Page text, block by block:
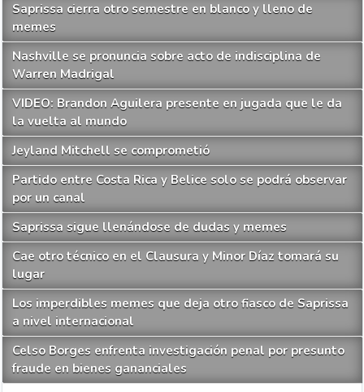
Saprissa cierra otro semestre en blanco y lleno de
memes
Nashville se pronuncia sobre acto de indisciplina de
Warren Madrigal
VIDEO: Brandon Aguilera presente en jugada que le da
la vuelta al mundo
Jeyland Mitchell se comprometió
Partido entre Costa Rica y Belice solo se podrá observar
por un canal
Saprissa sigue llenándose de dudas y memes
Cae otro técnico en el Clausura y Minor Díaz tomará su
lugar
Los imperdibles memes que deja otro fiasco de Saprissa
a nivel internacional
Celso Borges enfrenta investigación penal por presunto
fraude en bienes gananciales